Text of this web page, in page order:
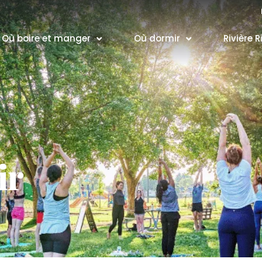
Où boire et manger Où dormir Rivière